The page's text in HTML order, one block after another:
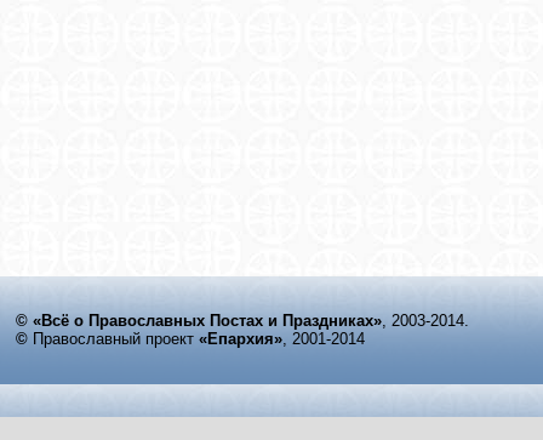
© «Всё о Православных Постах и Праздниках», 2003-2014.
© Православный проект «Епархия», 2001-2014